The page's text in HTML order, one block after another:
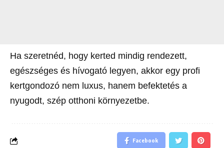
Ha szeretnéd, hogy kerted mindig rendezett,
egészséges és hívogató legyen, akkor egy profi
kertgondozó nem luxus, hanem befektetés a
nyugodt, szép otthoni környezetbe.
Facebook